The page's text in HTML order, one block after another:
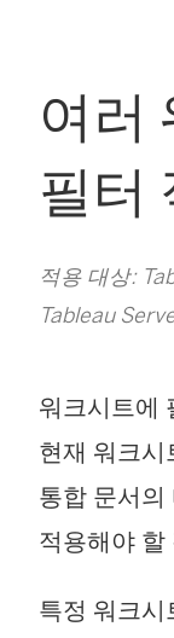
여러
필터
적용 대상:
Tableau
워크시트에
현재 워크시
통합 문서의
적용해야 할
특정 워크시